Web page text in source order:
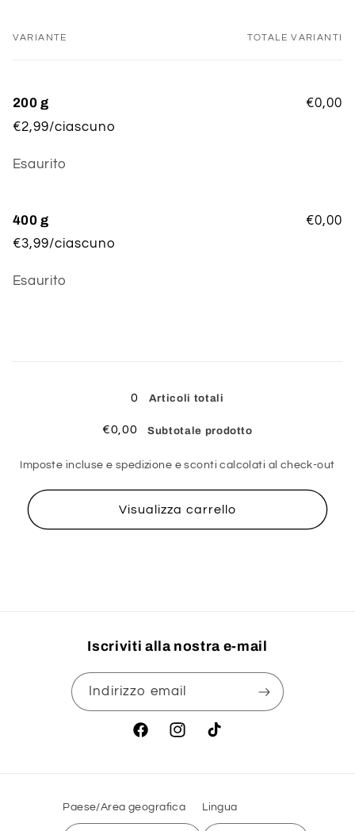
Il
VARIANTE TOTALE VARIANTI
200 g
€2,99/ciascuno
€0,00
Quantità
Esaurito
400 g
€3,99/ciascuno
€0,00
Quantità
Esaurito
0 Articoli totali
€0,00 Subtotale prodotto
Imposte incluse e spedizione e sconti calcolati al check-out
Visualizza carrello
Iscriviti alla nostra e-mail
Indirizzo email
FacebookInstagramTikTok
Paese/Area geografica Lingua